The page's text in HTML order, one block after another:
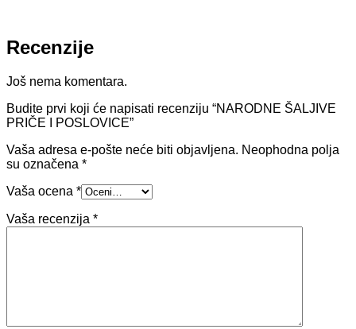
Recenzije
Još nema komentara.
Budite prvi koji će napisati recenziju “NARODNE ŠALJIVE
PRIČE I POSLOVICE”
Vaša adresa e-pošte neće biti objavljena. Neophodna polja
su označena *
Vaša ocena *
Vaša recenzija *